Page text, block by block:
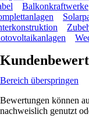
Balkonkraftwerke
Bereich überspringen
Bewertungen können
nachweislich genutzt